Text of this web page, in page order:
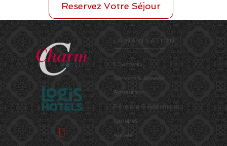
Reservez Votre Séjour
LA NAVIGATION
Chambres
Services & activités
Restaurant
Réunions & évènements
Groupes
Arrivée